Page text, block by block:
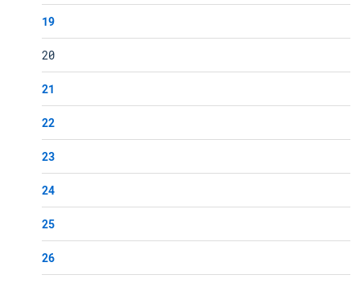
19
20
21
22
23
24
25
26